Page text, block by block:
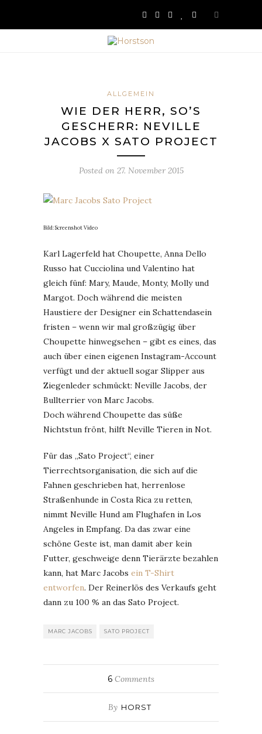
ALLGEMEIN
WIE DER HERR, SO’S
GESCHERR: NEVILLE
JACOBS X SATO PROJECT
Posted on 27. November 2015
Bild: Screenshot Video
Karl Lagerfeld hat Choupette, Anna Dello
Russo hat Cucciolina und Valentino hat
gleich fünf: Mary, Maude, Monty, Molly und
Margot. Doch während die meisten
Haustiere der Designer ein Schattendasein
fristen – wenn wir mal großzügig über
Choupette hinwegsehen – gibt es eines, das
auch über einen eigenen Instagram-Account
verfügt und der aktuell sogar Slipper aus
Ziegenleder schmückt: Neville Jacobs, der
Bullterrier von Marc Jacobs.
Doch während Choupette das süße
Nichtstun frönt, hilft Neville Tieren in Not.
Für das „Sato Project“, einer
Tierrechtsorganisation, die sich auf die
Fahnen geschrieben hat, herrenlose
Straßenhunde in Costa Rica zu retten,
nimmt Neville Hund am Flughafen in Los
Angeles in Empfang. Da das zwar eine
schöne Geste ist, man damit aber kein
Futter, geschweige denn Tierärzte bezahlen
kann, hat Marc Jacobs ein T-Shirt
entworfen. Der Reinerlös des Verkaufs geht
dann zu 100 % an das Sato Project.
MARC JACOBS SATO PROJECT
6 Comments
By HORST